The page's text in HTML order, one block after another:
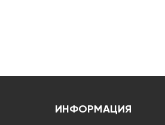
ИНФОРМАЦИЯ